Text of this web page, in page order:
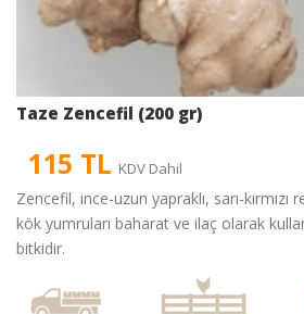
Taze Zencefil (200 gr)
115 TL KDV Dahil
Zencefil, ince-uzun yapraklı, sarı-
kök yumruları baharat ve ilaç olarak
bitkidir.